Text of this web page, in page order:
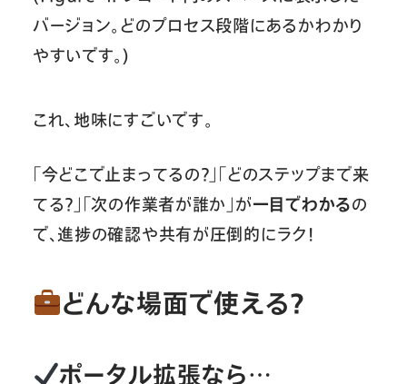
バージョン。どのプロセス段階にあるかわかり
やすいです。)
これ、地味にすごいです。
「今どこで止まってるの？」「どのステップまで来
てる？」「次の作業者が誰か」が一目でわかるの
で、進捗の確認や共有が圧倒的にラク！
どんな場面で使える？
ポータル拡張なら…